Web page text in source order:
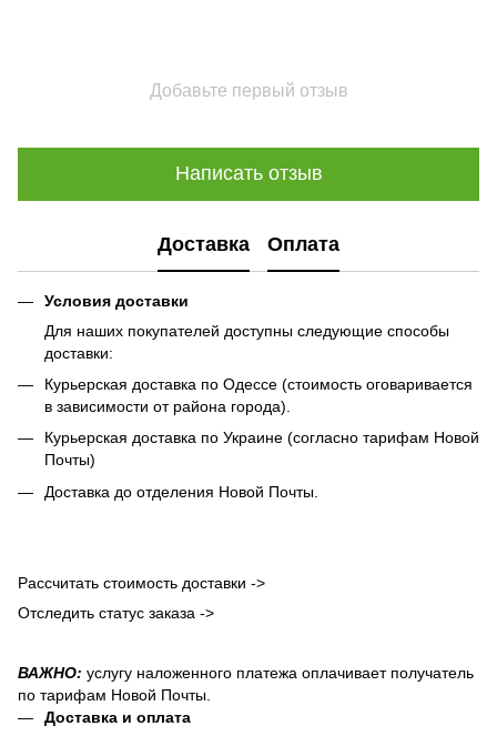
Добавьте первый отзыв
Написать отзыв
Доставка Оплата
Условия доставки
Для наших покупателей доступны следующие способы
доставки:
Курьерская доставка по Одессе (стоимость оговаривается
в зависимости от района города).
Курьерская доставка по Украине (согласно тарифам Новой
Почты)
Доставка до отделения Новой Почты.
Рассчитать стоимость доставки ->
Отследить статус заказа ->
ВАЖНО: услугу наложенного платежа оплачивает получатель
по тарифам Новой Почты.
Доставка и оплата